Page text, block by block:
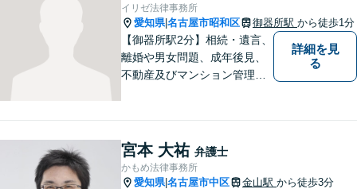
イリゼ法律事務所
愛知県|名古屋市昭和区 御器所駅 から徒歩1分
【御器所駅2分】相続・遺言、
離婚や男女問題、成年後見、
不動産及びマンション管理な
い、丁寧な説明と迅速な対応
を心がけております。【完全
個室】【法テラス利用可】
詳細を見
る
宮本 大祐 弁護士
かもめ法律事務所
愛知県|名古屋市中区 金山駅 から徒歩3分